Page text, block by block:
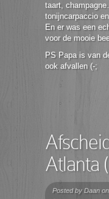
taart,
tonijncarpaccio
En er was een
voor de mooie
PS Papa is van
ook afvallen (-;
Atlanta
Posted by Daan